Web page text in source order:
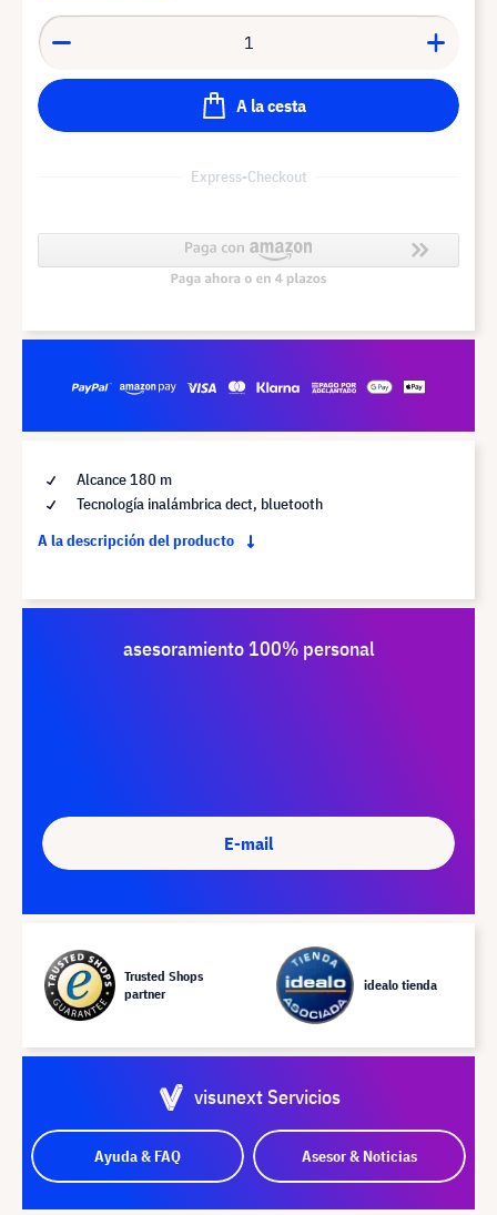
A la cesta
Express-Checkout
Alcance 180 m
Tecnología inalámbrica dect, bluetooth
A la descripción del producto
asesoramiento 100% personal
E-mail
Trusted Shops
partner
idealo tienda
visunext Servicios
Ayuda & FAQ Asesor & Noticias